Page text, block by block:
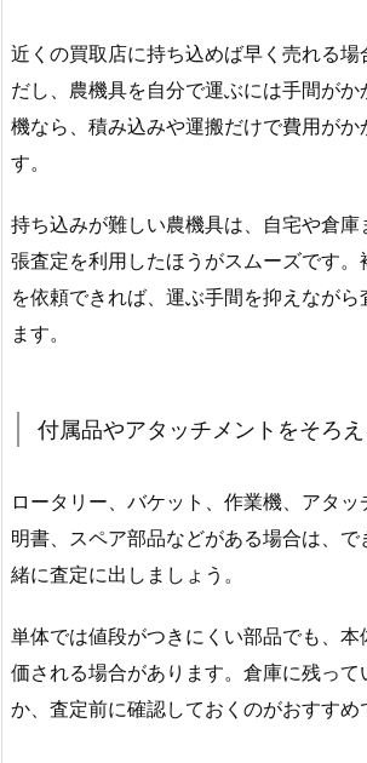
近くの買取店に持ち込めば早く売れる場
だし、農機具を自分で運ぶには手間がか
機なら、積み込みや運搬だけで費用がか
す。
持ち込みが難しい農機具は、自宅や倉庫
張査定を利用したほうがスムーズです。
を依頼できれば、運ぶ手間を抑えながら
ます。
付属品やアタッチメントをそろえ
ロータリー、バケット、作業機、アタッ
明書、スペア部品などがある場合は、で
緒に査定に出しましょう。
単体では値段がつきにくい部品でも、
価される場合があります。倉庫に残って
か、査定前に確認しておくのがおすすめ